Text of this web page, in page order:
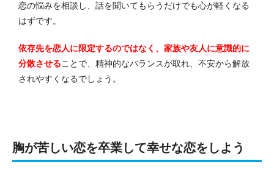
恋の悩みを相談し、話を聞いてもらうだけでも心が軽くなる
はずです。
依存先を恋人に限定するのではなく、家族や友人に意識的に
分散させることで、精神的なバランスが取れ、不安から解放
されやすくなるでしょう。
胸が苦しい恋を卒業して幸せな恋をしよう